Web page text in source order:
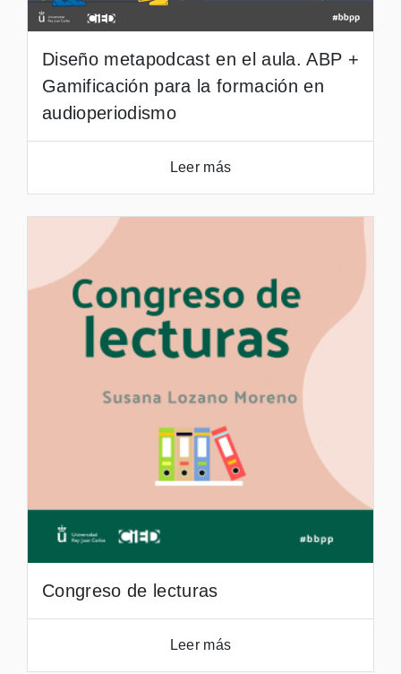
Diseño metapodcast en el aula. ABP +
Gamificación para la formación en
audioperiodismo
Leer más
Congreso de lecturas
Leer más